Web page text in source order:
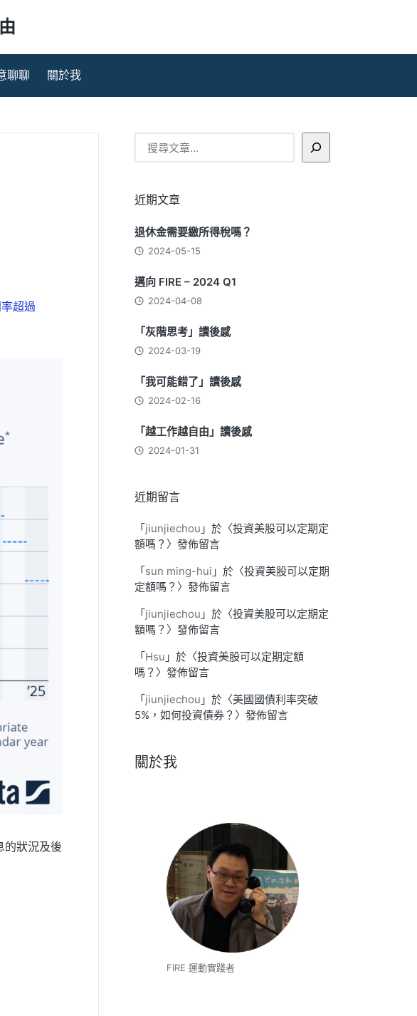
聊聊 關於我
超過
的狀況及後
近期文章
退休金需要繳所得稅嗎？
2024-05-15
邁向 FIRE – 2024 Q1
2024-04-08
「灰階思考」讀後感
2024-03-19
「我可能錯了」讀後感
2024-02-16
「越工作越自由」讀後感
2024-01-31
近期留言
「jiunjiechou 」於〈投資美股可以定期定
額嗎？ 〉發佈留言
「sun ming-hui 」於〈投資美股可以定期
定額嗎？ 〉發佈留言
「jiunjiechou 」於〈投資美股可以定期定
額嗎？ 〉發佈留言
「Hsu 」於〈投資美股可以定期定額
嗎？ 〉發佈留言
「jiunjiechou 」於〈美國國債利率突破
5%，如何投資債券？ 〉發佈留言
關於我
FIRE 運動實踐者